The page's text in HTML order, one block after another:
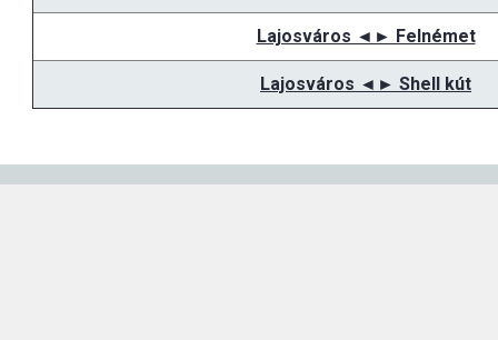
Lajosváros ◄► Felnémet
Lajosváros ◄► Shell kút